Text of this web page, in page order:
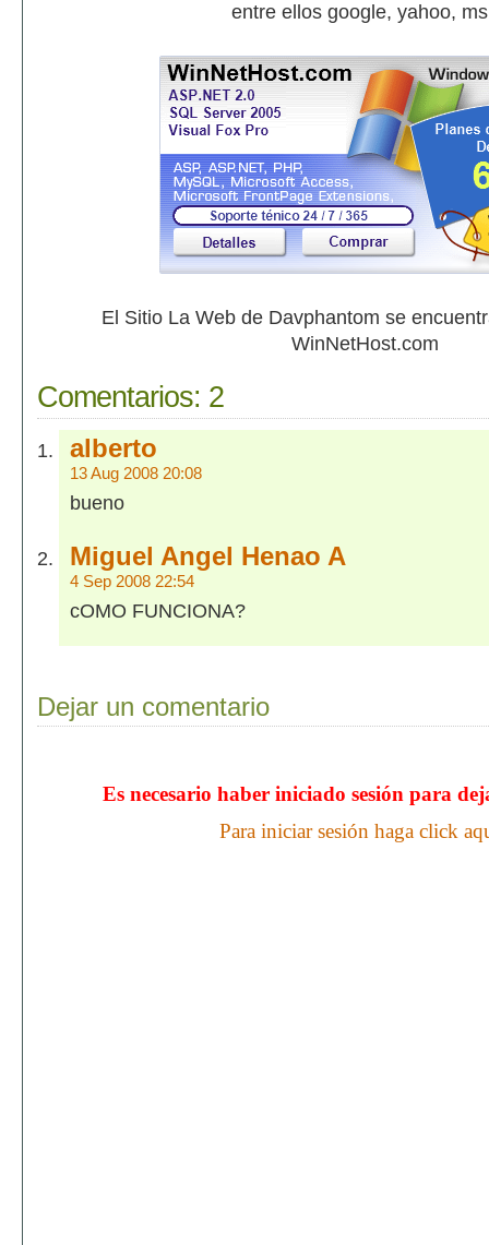
entre ellos google, yahoo,
El Sitio La Web de Davphantom se
WinNetHost.com
Comentarios: 2
alberto
13 Aug 2008 20:08
bueno
Miguel Angel Henao A
4 Sep 2008 22:54
cOMO FUNCIONA?
Dejar un comentario
Es necesario haber iniciado sesión para
Para iniciar sesión haga click